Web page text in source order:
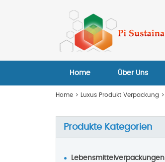
Home Über Uns
Home > Luxus Produkt Verpackung >
Produkte Kategorien
Lebensmittelverpackungen